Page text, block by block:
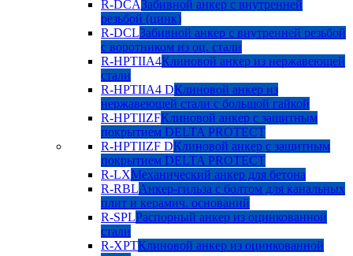
R-DCAЗабивной анкер с внутренней
резьбой (цинк)
R-DCLЗабивной анкер с внутренней резьбой
с воротником из оц. стали
R-HPTIIA4Клиновой анкер из нержавеющей
стали
R-HPTIIA4 DКлиновой анкер из
нержавеющей стали с большой гайкой
R-HPTIIZFКлиновой анкер с защитным
покрытием DELTA PROTECT
R-HPTIIZF DКлиновой анкер с защитным
покрытием DELTA PROTECT
R-LXМеханический анкер для бетона
R-RBLАнкер-гильза с болтом для канальных
плит и керамич. оснований
R-SPLРаспорный анкер из оцинкованной
стали
R-XPTКлиновой анкер из оцинкованной